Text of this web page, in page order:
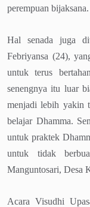
perempuan bijaksana.
Hal senada juga
Febriyansa (24),
untuk terus
senengnya itu luar
menjadi lebih yakin
belajar Dhamma.
untuk praktek
untuk tidak
Manguntosari, Desa
Acara Visudhi